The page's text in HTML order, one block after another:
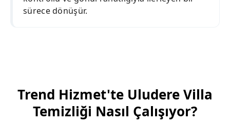
sürece dönüşür.
Trend Hizmet'te Uludere Villa
Temizliği Nasıl Çalışıyor?